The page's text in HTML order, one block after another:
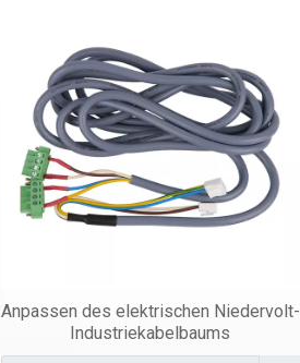
Anpassen des elektrischen Niedervolt-
Industriekabelbaums